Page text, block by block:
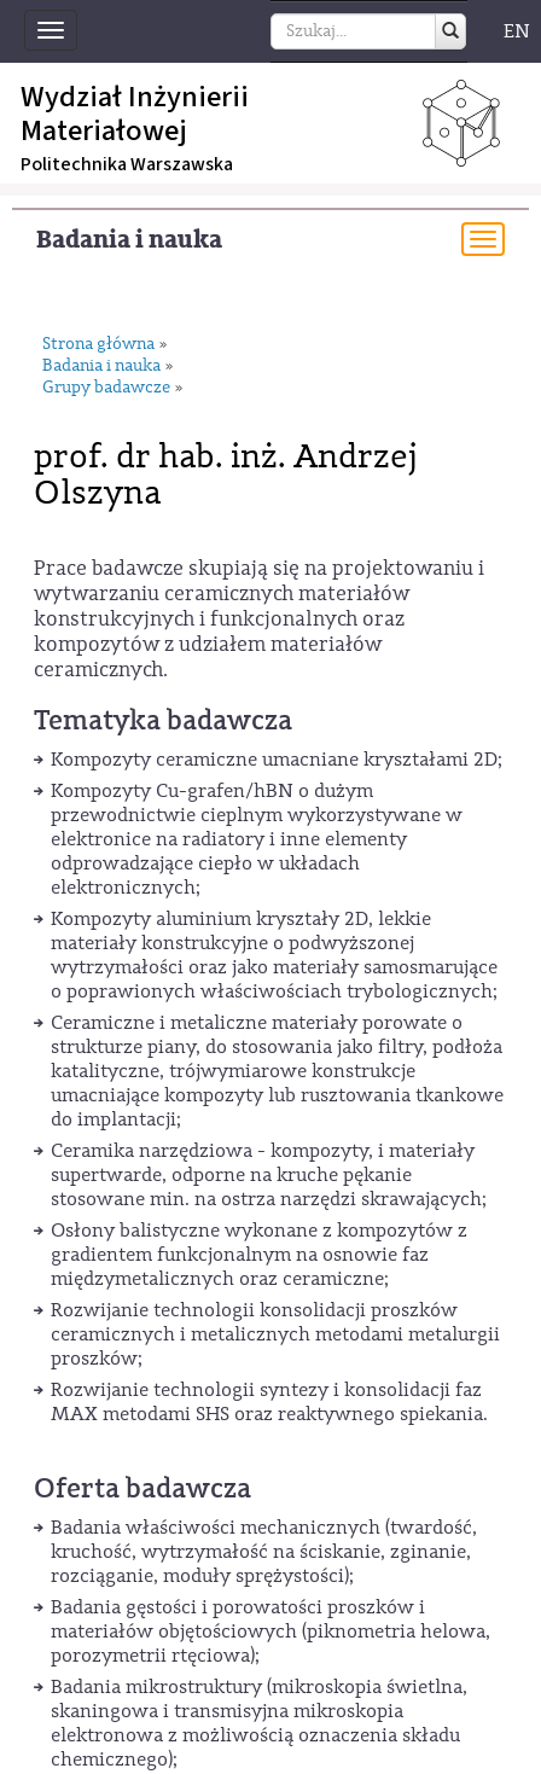
Toggle
navigation
EN
Wydział Inżynierii
Materiałowej
Politechnika Warszawska
Badania i nauka
Strona główna »
Badania i nauka »
Grupy badawcze »
prof. dr hab. inż. Andrzej
Olszyna
Prace badawcze skupiają się na projektowaniu i
wytwarzaniu ceramicznych materiałów
konstrukcyjnych i funkcjonalnych oraz
kompozytów z udziałem materiałów
ceramicznych.
Tematyka badawcza
Kompozyty ceramiczne umacniane kryształami 2D;
Kompozyty Cu-grafen/hBN o dużym
przewodnictwie cieplnym wykorzystywane w
elektronice na radiatory i inne elementy
odprowadzające ciepło w układach
elektronicznych;
Kompozyty aluminium kryształy 2D, lekkie
materiały konstrukcyjne o podwyższonej
wytrzymałości oraz jako materiały samosmarujące
o poprawionych właściwościach trybologicznych;
Ceramiczne i metaliczne materiały porowate o
strukturze piany, do stosowania jako filtry, podłoża
katalityczne, trójwymiarowe konstrukcje
umacniające kompozyty lub rusztowania tkankowe
do implantacji;
Ceramika narzędziowa - kompozyty, i materiały
supertwarde, odporne na kruche pękanie
stosowane min. na ostrza narzędzi skrawających;
Osłony balistyczne wykonane z kompozytów z
gradientem funkcjonalnym na osnowie faz
międzymetalicznych oraz ceramiczne;
Rozwijanie technologii konsolidacji proszków
ceramicznych i metalicznych metodami metalurgii
proszków;
Rozwijanie technologii syntezy i konsolidacji faz
MAX metodami SHS oraz reaktywnego spiekania.
Oferta badawcza
Badania właściwości mechanicznych (twardość,
kruchość, wytrzymałość na ściskanie, zginanie,
rozciąganie, moduły sprężystości);
Badania gęstości i porowatości proszków i
materiałów objętościowych (piknometria helowa,
porozymetrii rtęciowa);
Badania mikrostruktury (mikroskopia świetlna,
skaningowa i transmisyjna mikroskopia
elektronowa z możliwością oznaczenia składu
chemicznego);